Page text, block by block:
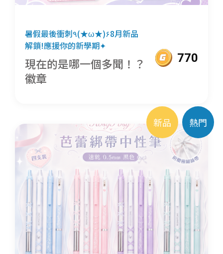
暑假最後衝刺٩(★ω★)۶8月新品
解鎖!應援你的新學期✦
現在的是哪一個多聞！？
徽章
770
新品 熱門